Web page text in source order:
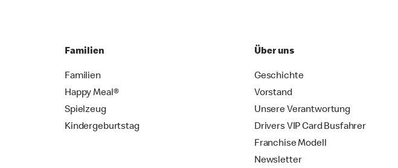
Familien
Familien
Happy Meal®
Spielzeug
Kindergeburtstag
Über uns
Geschichte
Vorstand
Unsere Verantwortung
Drivers VIP Card Busfahrer
Franchise Modell
Newsletter